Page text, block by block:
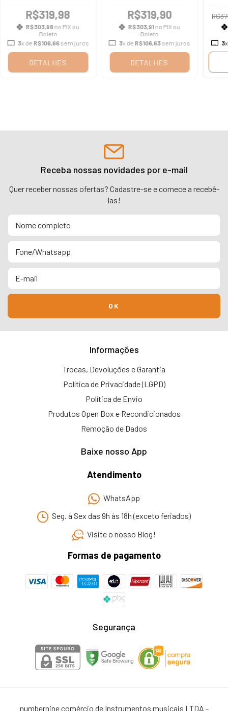
R$319,98
R$303,98no PIX ou
Boleto
3x de R$106,66sem juros
DETALHES
R$319,90
R$303,91no PIX ou
Boleto
3x de R$106,63sem juros
DETALHES
3
Receba nossas novidades por e-mail
Quer receber nossas ofertas? Cadastre-se e comece a recebê-
las!
Informações
Trocas, Devoluções e Garantia
Política de Privacidade (LGPD)
Política de Envio
Produtos Open Box e Recondicionados
Remoção de Dados
Baixe nosso App
Atendimento
WhatsApp
Seg. à Sex das 9h às 18h (exceto feriados)
Visite o nosso Blog!
Formas de pagamento
Segurança
numbernine comércio de Instrumentos musicais LTDA -